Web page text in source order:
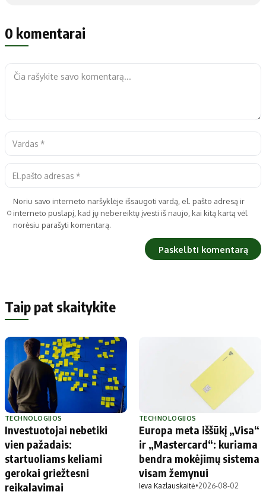
0 komentarai
Noriu savo interneto naršyklėje išsaugoti vardą, el. pašto adresą ir
interneto puslapį, kad jų nebereiktų įvesti iš naujo, kai kitą kartą vėl
norėsiu parašyti komentarą.
Taip pat skaitykite
TECHNOLOGIJOS
Investuotojai nebetiki
vien pažadais:
startuoliams keliami
gerokai griežtesni
reikalavimai
TECHNOLOGIJOS
Europa meta iššūkį „Visa“
ir „Mastercard“: kuriama
bendra mokėjimų sistema
visam žemynui
Ieva Kazlauskaitė•2026-08-02